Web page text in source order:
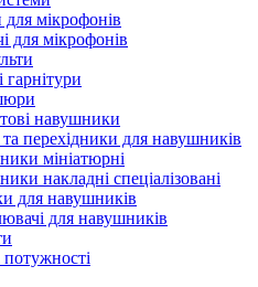
для мікрофонів
для мікрофонів
навушники
та перехідники для навушників
мініатюрні
накладні спеціалізовані
для навушників
для навушників